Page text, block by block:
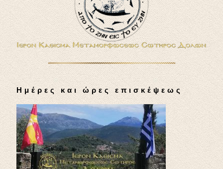
Ημέρες και ώρες επισκέψεως